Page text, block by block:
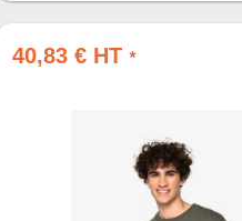
40,83 € HT *